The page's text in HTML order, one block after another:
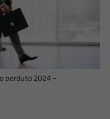
perduto 2024 –